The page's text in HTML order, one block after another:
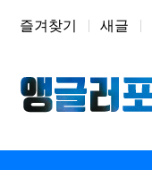
상단 네비
즐겨찾기 새글